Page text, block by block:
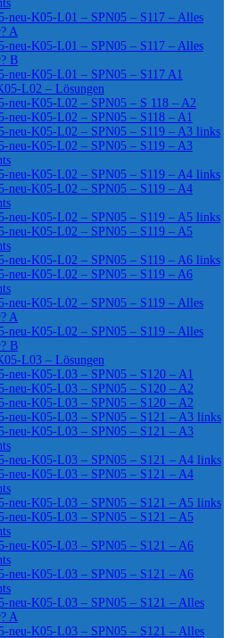
neu-K05-L01 – SPN05 – S117 – Alles
A
neu-K05-L01 – SPN05 – S117 – Alles
B
neu-K05-L01 – SPN05 – S117 A1
L02 – Lösungen
neu-K05-L02 – SPN05 – S 118 – A2
neu-K05-L02 – SPN05 – S118 – A1
neu-K05-L02 – SPN05 – S119 – A3 links
neu-K05-L02 – SPN05 – S119 – A3
neu-K05-L02 – SPN05 – S119 – A4 links
neu-K05-L02 – SPN05 – S119 – A4
neu-K05-L02 – SPN05 – S119 – A5 links
neu-K05-L02 – SPN05 – S119 – A5
neu-K05-L02 – SPN05 – S119 – A6 links
neu-K05-L02 – SPN05 – S119 – A6
neu-K05-L02 – SPN05 – S119 – Alles
A
neu-K05-L02 – SPN05 – S119 – Alles
B
L03 – Lösungen
neu-K05-L03 – SPN05 – S120 – A1
neu-K05-L03 – SPN05 – S120 – A2
neu-K05-L03 – SPN05 – S120 – A2
neu-K05-L03 – SPN05 – S121 – A3 links
neu-K05-L03 – SPN05 – S121 – A3
neu-K05-L03 – SPN05 – S121 – A4 links
neu-K05-L03 – SPN05 – S121 – A4
neu-K05-L03 – SPN05 – S121 – A5 links
neu-K05-L03 – SPN05 – S121 – A5
neu-K05-L03 – SPN05 – S121 – A6
neu-K05-L03 – SPN05 – S121 – A6
neu-K05-L03 – SPN05 – S121 – Alles
A
neu-K05-L03 – SPN05 – S121 – Alles